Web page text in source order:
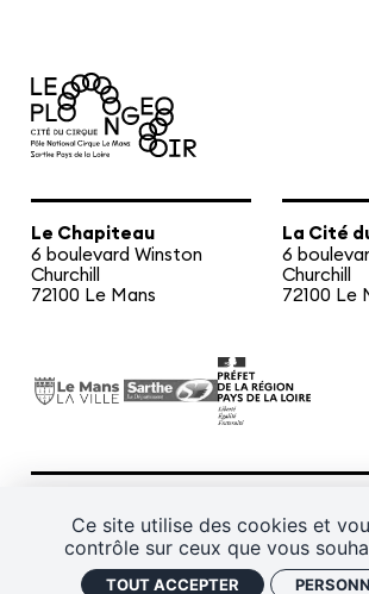
Ce site utilise des cookies et
contrôle sur ceux que vous
TOUT ACCEPTER
Le Chapiteau
6 boulevard Winston
Churchill
72100 Le Mans
La Cité
6
Churchill
72100 Le
Politique de confidentialitéGestion des
Les cours hebdos
Le Festival
Infos pratiques
Cartes cadeaux
Contactez-nous !
S'abonner à la newsletter